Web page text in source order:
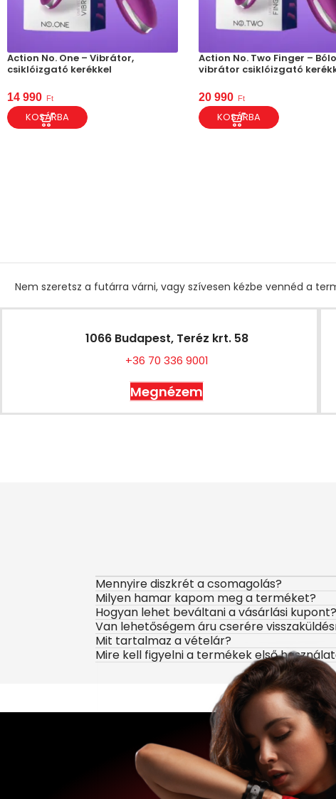
Action No. One – Vibrátor,
csiklóizgató kerékkel
14 990 Ft
KOSÁRBA
Action No. Two Finger –
vibrátor csiklóizgató
20 990 Ft
KOSÁRBA
Nem szeretsz a futárra várni, vagy szívesen kézbe vennéd a
1066 Budapest, Teréz krt. 58
+36 70 336 9001
Megnézem
Mennyire diszkrét a csomagolás?
Milyen hamar kapom meg a terméket?
Hogyan lehet beváltani a vásárlási kupont?
Van lehetőségem áru cserére
Mit tartalmaz a vételár?
Mire kell figyelni a termékek első